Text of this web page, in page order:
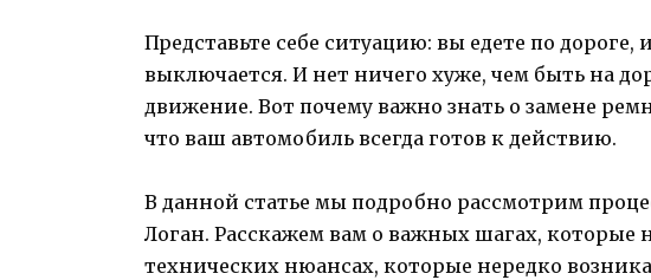
Представьте себе ситуацию: вы едете по
выключается. И нет ничего хуже, чем быть на
движение. Вот почему важно знать о замене
что ваш автомобиль всегда готов к действию.
В данной статье мы подробно рассмотрим
Логан. Расскажем вам о важных шагах, которые
технических нюансах, которые нередко